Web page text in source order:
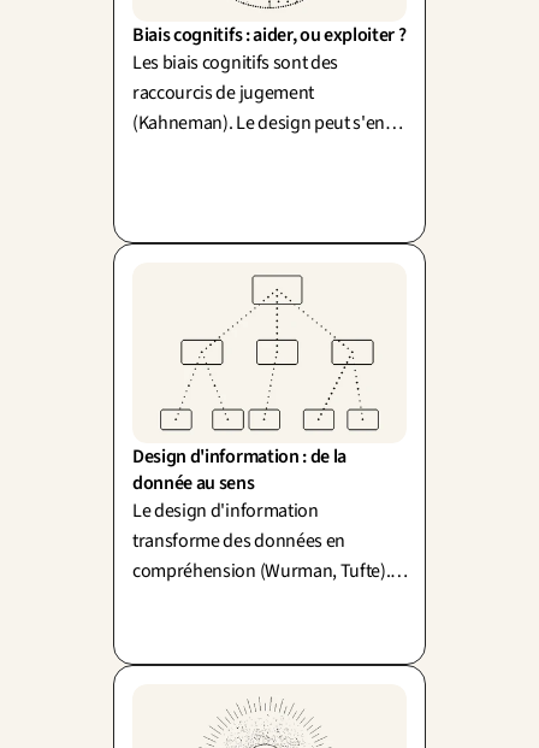
Biais cognitifs : aider, ou exploiter ?
Les biais cognitifs sont des
raccourcis de jugement
(Kahneman). Le design peut s'en
Design d'information : de la
donnée au sens
Le design d'information
transforme des données en
compréhension (Wurman, Tufte).
trahir est un vrai travail.